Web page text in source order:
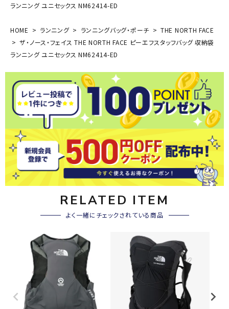
ランニング ユニセックス NM62414-ED
HOME ランニング ランニングバッグ・ポーチ
THE NORTH FACE
ザ・ノース・フェイス THE NORTH FACE ピーエフスタッフバッグ 収納袋
ランニング ユニセックス NM62414-ED
RELATED ITEM
よく一緒にチェックされている商品